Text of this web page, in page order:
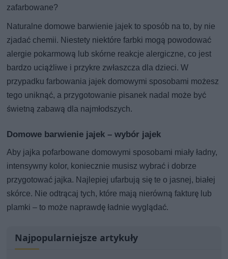
zafarbowane?
Naturalne domowe barwienie jajek to sposób na to, by nie
zjadać chemii. Niestety niektóre farbki mogą powodować
alergie pokarmową lub skórne reakcje alergiczne, co jest
bardzo uciążliwe i przykre zwłaszcza dla dzieci. W
przypadku farbowania jajek domowymi sposobami możesz
tego uniknąć, a przygotowanie pisanek nadal może być
świetną zabawą dla najmłodszych.
Domowe barwienie jajek – wybór jajek
Aby jajka pofarbowane domowymi sposobami miały ładny,
intensywny kolor, koniecznie musisz wybrać i dobrze
przygotować jajka. Najlepiej ufarbują się te o jasnej, białej
skórce. Nie odtrącaj tych, które mają nierówną fakturę lub
plamki – to może naprawdę ładnie wyglądać.
Najpopularniejsze artykuły